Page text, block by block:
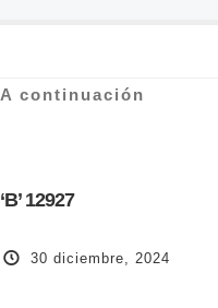
A continuación
‘B’ 12927
30 diciembre, 2024